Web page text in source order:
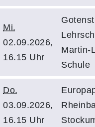
Mi.
02.09.2026,
16.15 Uhr
Martin-
Schule
Do.
03.09.2026,
16.15 Uhr